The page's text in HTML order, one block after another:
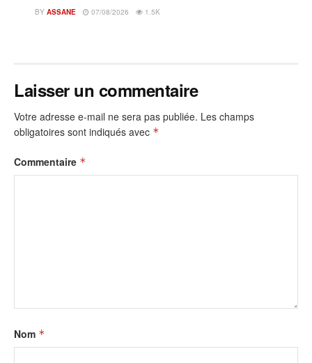
BY ASSANE 07/08/2026 1.5K
Laisser un commentaire
Votre adresse e-mail ne sera pas publiée. Les champs
obligatoires sont indiqués avec *
Commentaire *
Nom *